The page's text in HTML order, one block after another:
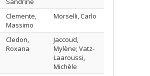
Clemente,
Massimo
Morselli, Carlo
Cledon,
Roxana
Jaccoud,
Mylène; Vatz-
Laaroussi,
Michèle